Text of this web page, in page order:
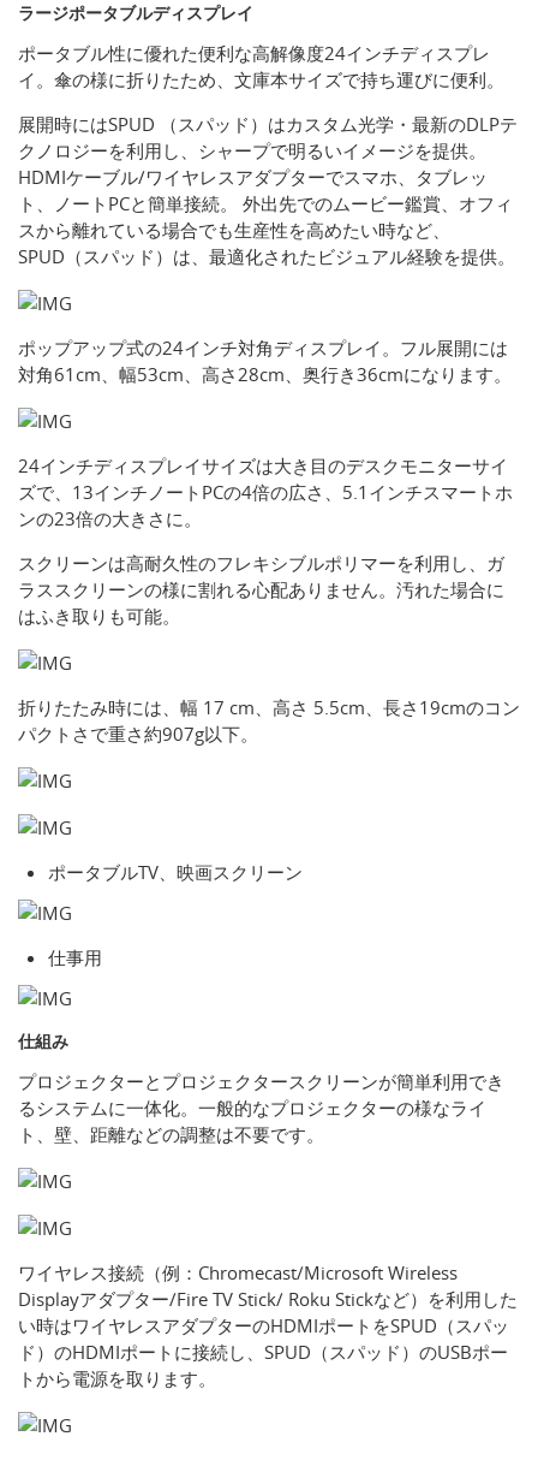
ラージポータブルディスプレイ
ポータブル性に優れた便利な高解像度24インチディスプレ
イ。傘の様に折りたため、文庫本サイズで持ち運びに便利。
展開時にはSPUD （スパッド）はカスタム光学・最新のDLPテ
クノロジーを利用し、シャープで明るいイメージを提供。
HDMIケーブル/ワイヤレスアダプターでスマホ、タブレッ
ト、ノートPCと簡単接続。 外出先でのムービー鑑賞、オフィ
スから離れている場合でも生産性を高めたい時など、
SPUD（スパッド）は、最適化されたビジュアル経験を提供。
ポップアップ式の24インチ対角ディスプレイ。フル展開には
対角61cm、幅53cm、高さ28cm、奥行き36cmになります。
24インチディスプレイサイズは大き目のデスクモニターサイ
ズで、13インチノートPCの4倍の広さ、5.1インチスマートホ
ンの23倍の大きさに。
スクリーンは高耐久性のフレキシブルポリマーを利用し、ガ
ラススクリーンの様に割れる心配ありません。汚れた場合に
はふき取りも可能。
折りたたみ時には、幅 17 cm、高さ 5.5cm、長さ19cmのコン
パクトさで重さ約907g以下。
ポータブルTV、映画スクリーン
仕事用
仕組み
プロジェクターとプロジェクタースクリーンが簡単利用でき
るシステムに一体化。一般的なプロジェクターの様なライ
ト、壁、距離などの調整は不要です。
ワイヤレス接続（例：Chromecast/Microsoft Wireless
Displayアダプター/Fire TV Stick/ Roku Stickなど）を利用した
い時はワイヤレスアダプターのHDMIポートをSPUD（スパッ
ド）のHDMIポートに接続し、SPUD（スパッド）のUSBポー
トから電源を取ります。